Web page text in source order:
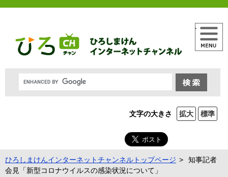
文字の大きさ 拡大 標準
メニュー
ひろしまけんインターネットチャンネルトップページ
知事記者
会見「新型コロナウイルスの感染状況について」